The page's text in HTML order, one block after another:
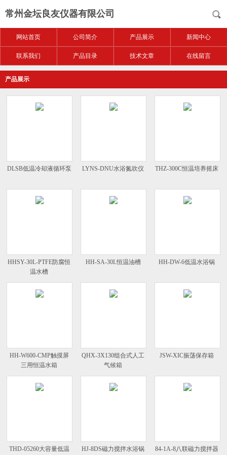
常州金坛良友仪器有限公司
网站首页 公司简介 产品展示 新闻中心
联系我们 产品目录 技术文章 在线留言
产品展示
DLSB低温冷却液循环泵 LYNS-DNU水浴氮吹仪 THZ-300C恒温培养摇床
HHSY-30L-PTFE防腐恒
温水槽
HH-SA-30L恒温油槽 HH-DW-6低温水浴锅
HH-W600-CMP触摸屏
三用恒温水箱
QHX-3X130组合式人工
气候箱
JSW-XIC振荡保存箱
THD-05260大容量低温
HJ-8DS磁力搅拌水浴锅 84-1A-8八联磁力搅拌器